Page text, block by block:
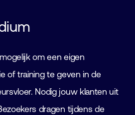
om een eigen
of training te geven in de
Nodig jouw klanten uit
dragen tijdens de